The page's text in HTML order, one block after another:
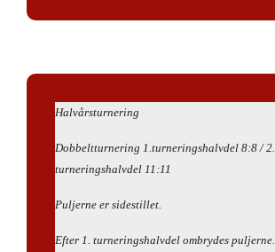
Halvårsturnering
Dobbeltturnering 1.turneringshalvdel 8:8 / 2.
turneringshalvdel 11:11
Puljerne er sidestillet.
Efter 1. turneringshalvdel ombrydes puljerne.